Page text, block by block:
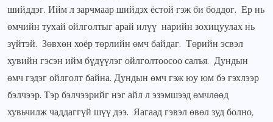
шийддэг. Ийм л зарчмаар шийдэх ёстой гэж би боддог. Ер нь
өмчийн тухай ойлголтыг арай илүү нарийн зохицуулах нь
зүйтэй. Зөвхөн хоёр төрлийн өмч байдаг. Төрийн эсвэл
хувийн гэсэн ийм бүдүүлэг ойлголтоосоо салъя. Дундын
өмч гэдэг ойлголт байна. Дундын өмч гэж юу юм бэ гэхлээр
бэлчээр. Тэр бэлчээрийг нэг айл л эзэмшээд өмчлөөд
хувьчилж чаддаггүй шүү дээ. Яагаад гэвэл өвөл зуд болно,